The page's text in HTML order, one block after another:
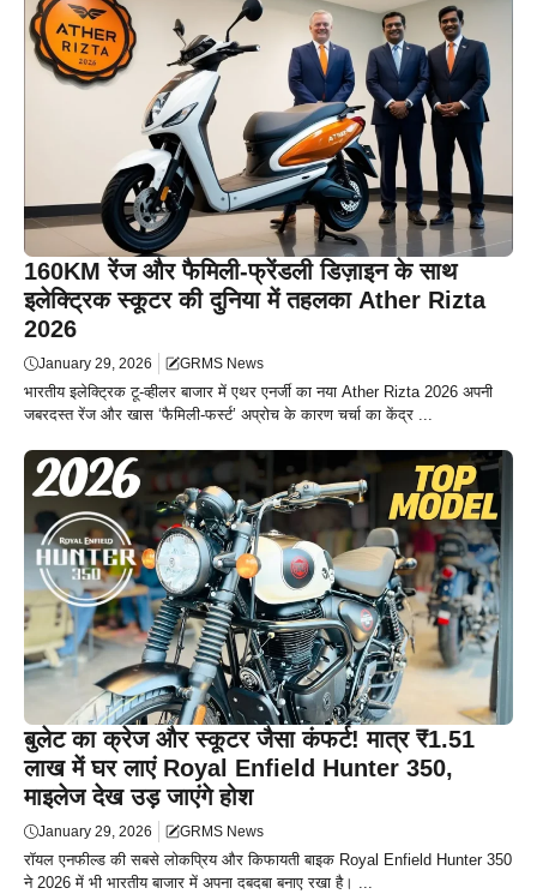
160KM रेंज और फैमिली-फ्रेंडली डिज़ाइन के साथ
इलेक्ट्रिक स्कूटर की दुनिया में तहलका Ather Rizta
2026
January 29, 2026 GRMS News
भारतीय इलेक्ट्रिक टू-व्हीलर बाजार में एथर एनर्जी का नया Ather Rizta 2026 अपनी
जबरदस्त रेंज और खास ‘फैमिली-फर्स्ट’ अप्रोच के कारण चर्चा का केंद्र ...
बुलेट का क्रेज और स्कूटर जैसा कंफर्ट! मात्र ₹1.51
लाख में घर लाएं Royal Enfield Hunter 350,
माइलेज देख उड़ जाएंगे होश
January 29, 2026 GRMS News
रॉयल एनफील्ड की सबसे लोकप्रिय और किफायती बाइक Royal Enfield Hunter 350
ने 2026 में भी भारतीय बाजार में अपना दबदबा बनाए रखा है। ...